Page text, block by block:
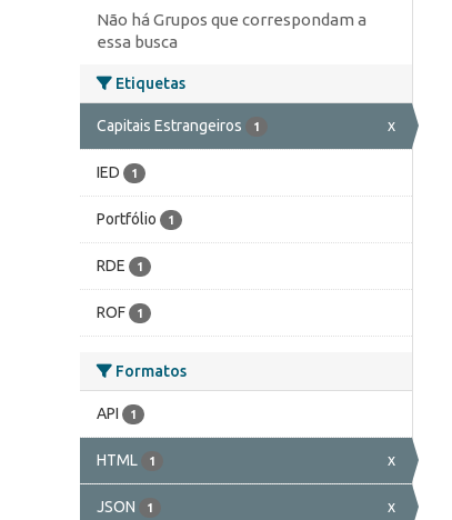
Não há Grupos que correspondam a
essa busca
Etiquetas
Capitais Estrangeiros 1 x
IED 1
Portfólio 1
RDE 1
ROF 1
Formatos
API 1
HTML 1 x
JSON 1 x